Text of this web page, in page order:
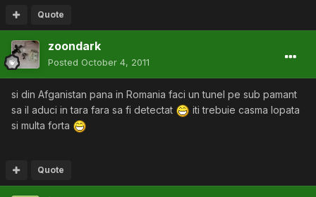
Quote
zoondark
Posted October 4, 2011
si din Afganistan pana in Romania faci un tunel pe sub pamant
sa il aduci in tara fara sa fi detectat
iti trebuie casma lopata
si multa forta
Quote